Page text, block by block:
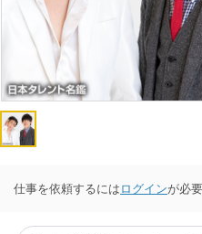
仕事を依頼するには ログインが必